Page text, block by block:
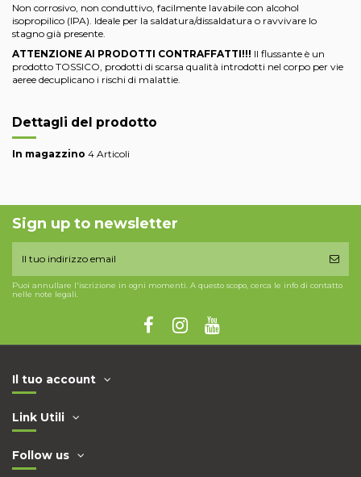
Non corrosivo, non conduttivo, facilmente lavabile con alcohol
isopropilico (IPA). Ideale per la saldatura/dissaldatura o ravvivare lo
stagno già presente.
ATTENZIONE AI PRODOTTI CONTRAFFATTI!!! Il flussante è un
prodotto TOSSICO, prodotti di scarsa qualità introdotti nel corpo per vie
aeree decuplicano i rischi di malattie.
Dettagli del prodotto
In magazzino 4 Articoli
Sign up to newsletter
Puoi annullare l'iscrizione in ogni momenti. A questo scopo, cerca le info di contatto
nelle note legali.
Il tuo account
Link Utili
Follow us